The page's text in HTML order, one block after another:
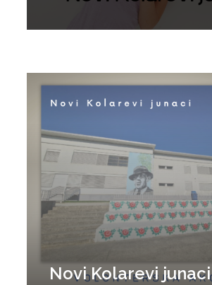
Novi Kolarevi junaci